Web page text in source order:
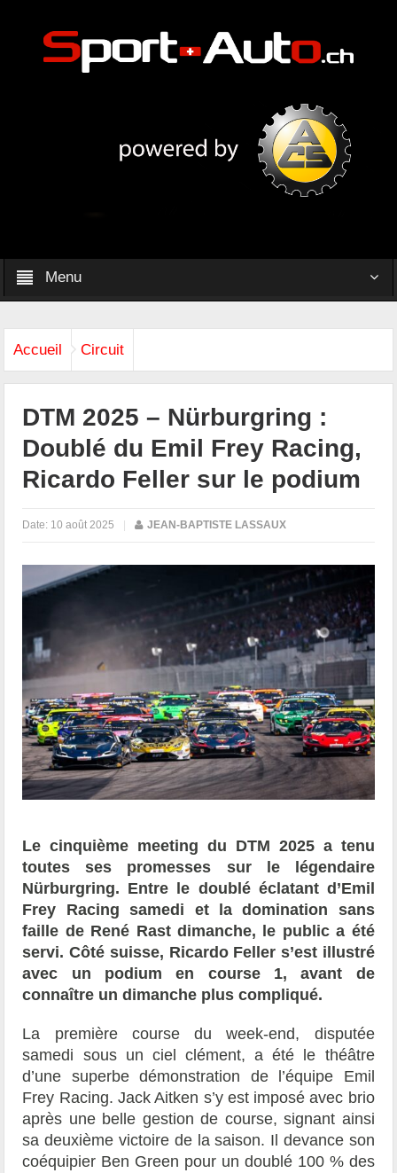
Menu
Accueil Circuit
DTM 2025 – Nürburgring :
Doublé du Emil Frey Racing,
Ricardo Feller sur le podium
Date: 10 août 2025 | JEAN-BAPTISTE LASSAUX
Le cinquième meeting du DTM 2025 a tenu
toutes ses promesses sur le légendaire
Nürburgring. Entre le doublé éclatant d’Emil
Frey Racing samedi et la domination sans
faille de René Rast dimanche, le public a été
servi. Côté suisse, Ricardo Feller s’est illustré
avec un podium en course 1, avant de
connaître un dimanche plus compliqué.
La première course du week-end, disputée
samedi sous un ciel clément, a été le théâtre
d’une superbe démonstration de l’équipe Emil
Frey Racing. Jack Aitken s’y est imposé avec brio
après une belle gestion de course, signant ainsi
sa deuxième victoire de la saison. Il devance son
coéquipier Ben Green pour un doublé 100 % des